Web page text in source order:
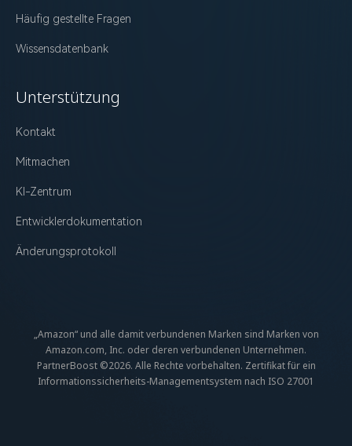
Häufig gestellte Fragen
Wissensdatenbank
Unterstützung
Kontakt
Mitmachen
KI-Zentrum
Entwicklerdokumentation
Änderungsprotokoll
„Amazon“ und alle damit verbundenen Marken sind Marken von
Amazon.com, Inc. oder deren verbundenen Unternehmen.
PartnerBoost ©2026. Alle Rechte vorbehalten. Zertifikat für ein
Informationssicherheits-Managementsystem nach ISO 27001